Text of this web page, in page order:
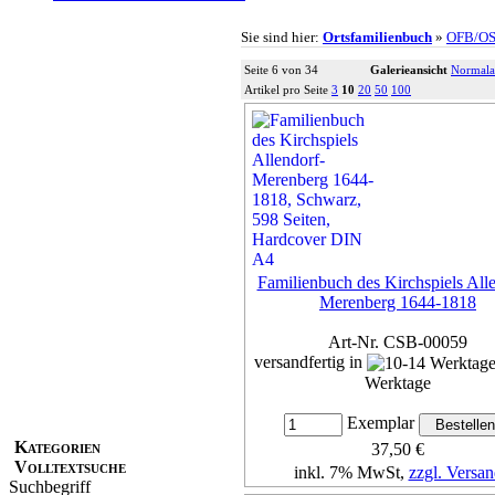
Kategorien
Volltextsuche
Suchbegriff
Sie sind hier: Ortsfamilienbuch » OFB/
Seite 6 von 34 Galerieansicht
Artikel pro Seite 3 10 20 50 100
Familienbuch des Kirchspiels
Merenberg 1644-1818
Art-Nr. CSB-00059
versandfertig in
Werktage
Exemplar
37,50 €
inkl. 7% MwSt, zzgl.